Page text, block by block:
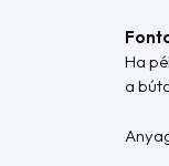
Ha
a